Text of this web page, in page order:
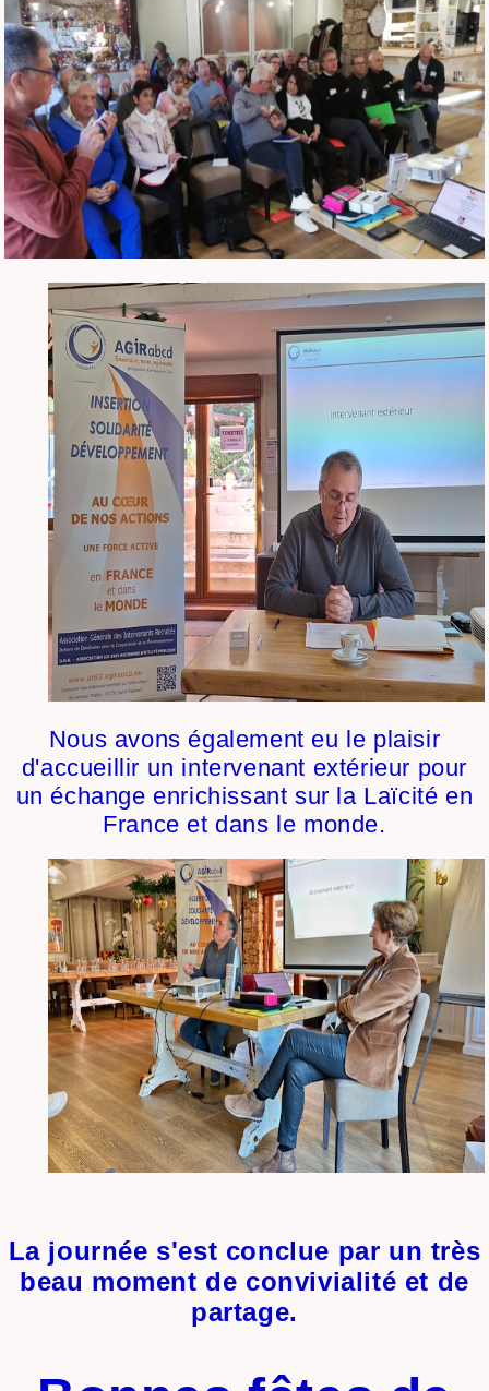
Nous avons également eu le plaisir
d'accueillir un intervenant extérieur pour
un échange enrichissant sur la Laïcité en
France et dans le monde.
La journée s'est conclue par un très
beau moment de convivialité et de
partage.